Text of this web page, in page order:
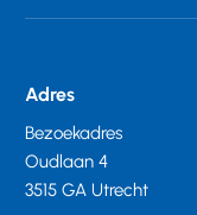
Adres
Bezoekadres
Oudlaan 4
3515 GA Utrecht